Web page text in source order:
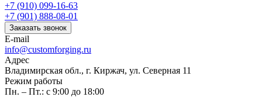
+7 (910) 099-16-63
+7 (901) 888-08-01
Заказать звонок
E-mail
info@customforging.ru
Адрес
Владимирская обл., г. Киржач, ул. Северная 11
Режим работы
Пн. – Пт.: с 9:00 до 18:00